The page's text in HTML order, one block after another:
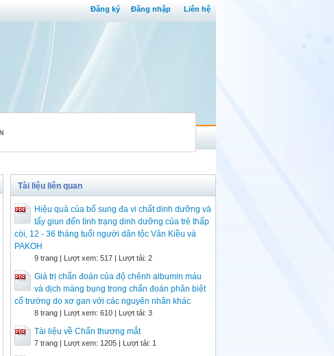
Đăng ký Đăng nhập Liên hệ
Tài liệu liên quan
Hiệu quả của bổ sung đa vi chất dinh dưỡng và
tẩy giun đến tình trạng dinh dưỡng của trẻ thấp
còi, 12 - 36 tháng tuổi người dân tộc Vân Kiều và
PAKOH
9 trang | Lượt xem: 517 | Lượt tải: 2
Giá trị chẩn đoán của độ chênh albumin máu
và dịch màng bụng trong chẩn đoán phân biệt
cổ trướng do xơ gan với các nguyên nhân khác
8 trang | Lượt xem: 610 | Lượt tải: 3
Tài liệu về Chấn thương mắt
7 trang | Lượt xem: 1205 | Lượt tải: 1